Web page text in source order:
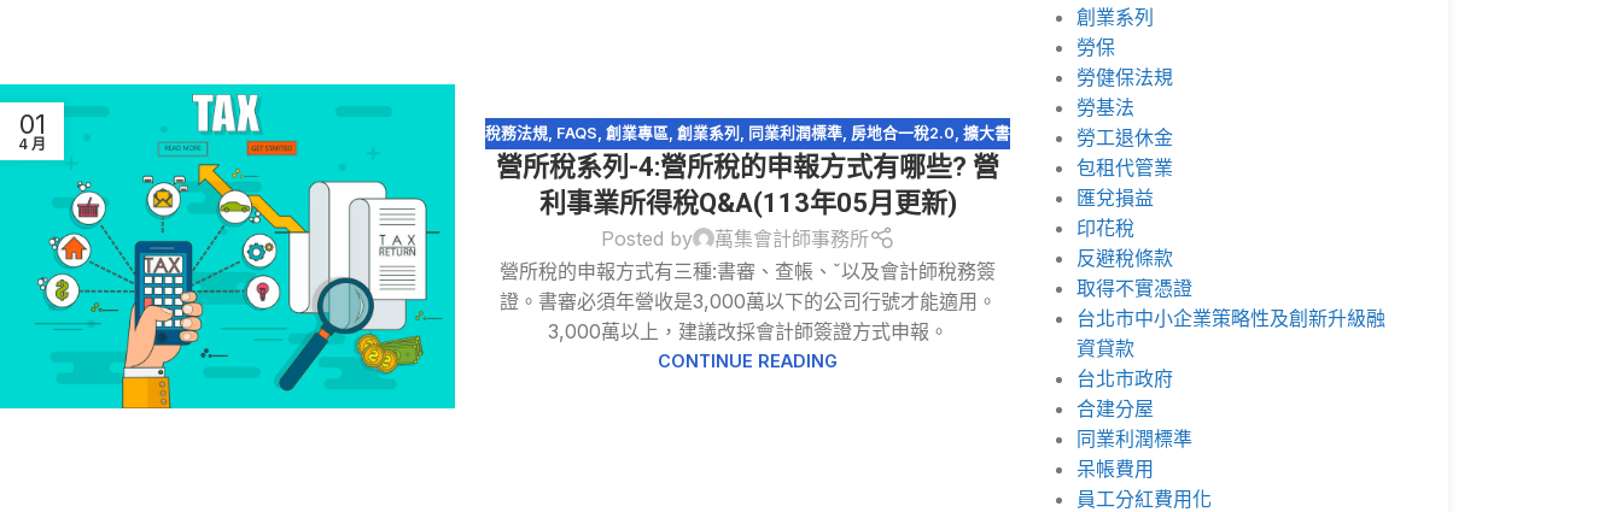
01
4 月
稅務法規 FAQS ,創業專區 ,創業系列 同業利潤標準 房地合一稅2.0 ,擴大書
審,會計師簽證,查帳申報,營利事業所得稅, 盈虧互抵,稅務問答-營利事業所
得稅,稅務簽證,股利收入
營所稅系列-4:營所稅的申報方式有哪些? 營
利事業所得稅Q&A(113年05月更新)
Posted by
萬集會計師事務所
營所稅的申報方式有三種:書審、查帳、ˇ以及會計師稅務簽
證。書審必須年營收是3,000萬以下的公司行號才能適用。
3,000萬以上，建議改採會計師簽證方式申報。
CONTINUE READING
創業系列
勞保
勞健保法規
勞基法
勞工退休金
包租代管業
匯兌損益
印花稅
反避稅條款
取得不實憑證
台北市中小企業策略性及創新升級融
資貸款
台北市政府
合建分屋
同業利潤標準
呆帳費用
員工分紅費用化